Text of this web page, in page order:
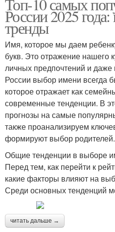
Топ-10 самых
России 2025
тренды
Имя, которое мы даем
букв. Это отражение нашего
личных предпочтений и
России выбор имени всегда
которое отражает как
современные тенденции. В
прогнозы на самые
также проанализируем
формируют выбор родителей.
Общие тенденции в выборе
Перед тем, как перейти к
какие факторы влияют на
Среди основных тенденций
читать дальше →